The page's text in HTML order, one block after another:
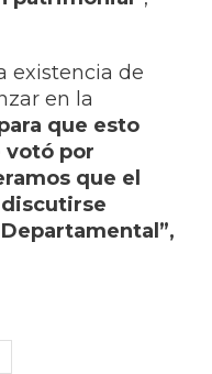
existencia de
en la
que esto
votó por
que el